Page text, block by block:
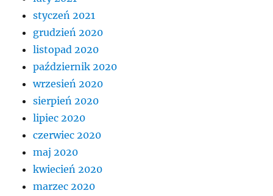
styczeń 2021
grudzień 2020
listopad 2020
październik 2020
wrzesień 2020
sierpień 2020
lipiec 2020
czerwiec 2020
maj 2020
kwiecień 2020
marzec 2020